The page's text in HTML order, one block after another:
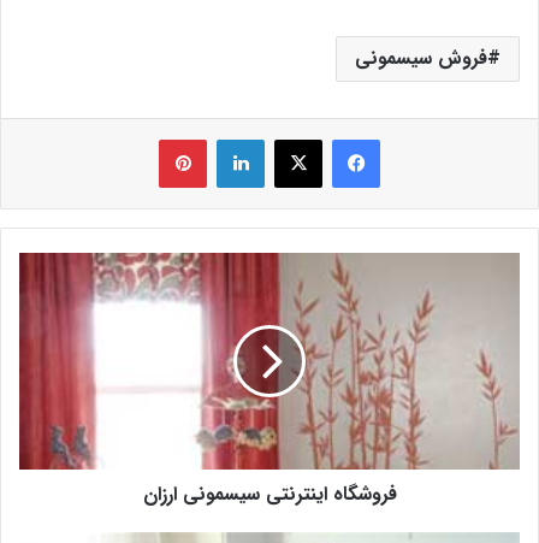
فروش سیسمونی
فیس بوک X لینکدین ‫پین‌ترست
فروشگاه اینترنتی سیسمونی ارزان